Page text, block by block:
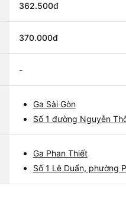
362.500đ
370.000đ
-
Ga Sài Gòn
Số 1 đường Nguyễn
Ga Phan Thiết
Số 1 Lê Duẩn, phường